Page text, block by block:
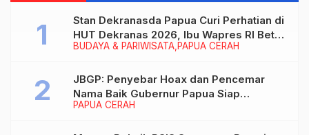
BUDAYA & PARIWISATA PAPUA CERAH
Stan Dekranasda Papua Curi Perhatian di
HUT Dekranas 2026, Ibu Wapres RI Betah
Menikmati Karya Perajin
PAPUA CERAH
JBGP: Penyebar Hoax dan Pencemar
Nama Baik Gubernur Papua Siap
Berhadapan dengan Hukum!